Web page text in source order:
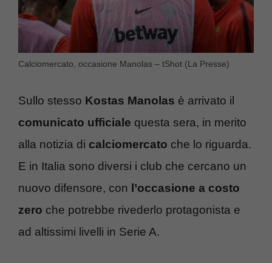
Calciomercato, occasione Manolas – tShot (La Presse)
Sullo stesso Kostas Manolas è arrivato il
comunicato ufficiale questa sera, in merito
alla notizia di calciomercato che lo riguarda.
E in Italia sono diversi i club che cercano un
nuovo difensore, con l’occasione a costo
zero che potrebbe rivederlo protagonista e
ad altissimi livelli in Serie A.